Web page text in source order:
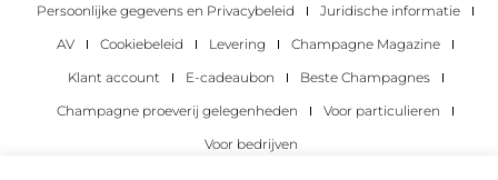
Persoonlijke gegevens en Privacybeleid
Juridische informatie
AV
Cookiebeleid Levering
Champagne Magazine
Klant account
E-cadeaubon
Beste Champagnes
Champagne proeverij gelegenheden
Voor particulieren
Voor bedrijven